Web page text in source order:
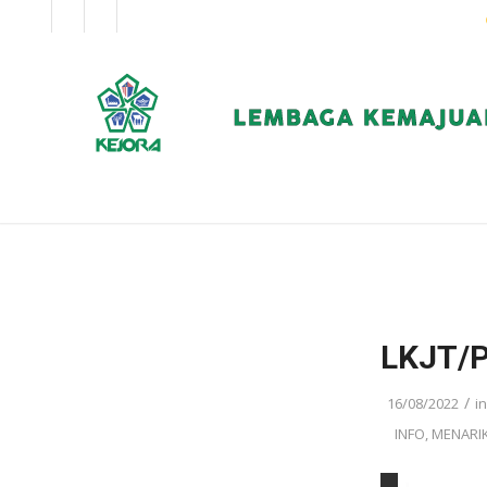
LKJT/
16/08/2022 / in
INFO,